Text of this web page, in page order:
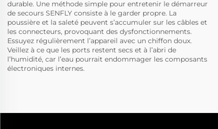
durable. Une méthode simple pour entretenir le démarreur
de secours SENFLY consiste à le garder propre. La
poussière et la saleté peuvent s’accumuler sur les câbles et
les connecteurs, provoquant des dysfonctionnements.
Essuyez régulièrement l’appareil avec un chiffon doux.
Veillez à ce que les ports restent secs et à l’abri de
l’humidité, car l’eau pourrait endommager les composants
électroniques internes.